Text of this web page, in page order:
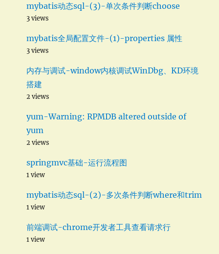
mybatis动态sql-(3)-单次条件判断choose
3 views
mybatis全局配置文件-(1)-properties 属性
3 views
内存与调试-window内核调试WinDbg、KD环境
搭建
2 views
yum-Warning: RPMDB altered outside of
yum
2 views
springmvc基础-运行流程图
1 view
mybatis动态sql-(2)-多次条件判断where和trim
1 view
前端调试-chrome开发者工具查看请求行
1 view